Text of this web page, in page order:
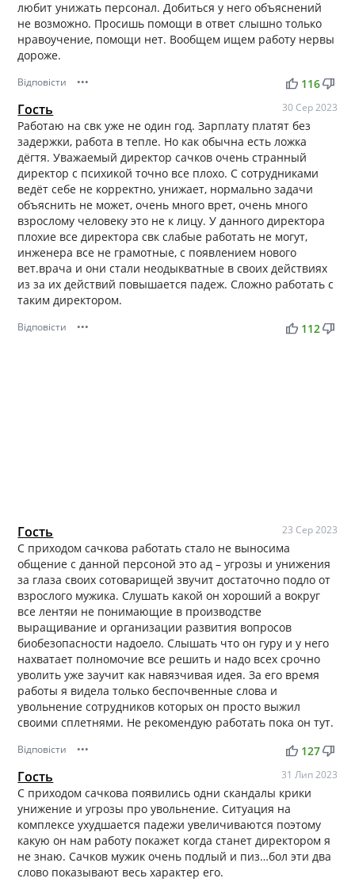
любит унижать персонал. Добиться у него объяснений
не возможно. Просишь помощи в ответ слышно только
нравоучение, помощи нет. Вообщем ищем работу нервы
дороже.
Відповісти ••• thumb_up thumb_down
116
Гость 30 Сер 2023
Работаю на свк уже не один год. Зарплату платят без
задержки, работа в тепле. Но как обычна есть ложка
дёгтя. Уважаемый директор сачков очень странный
директор с психикой точно все плохо. С сотрудниками
ведёт себе не корректно, унижает, нормально задачи
объяснить не может, очень много врет, очень много
взрослому человеку это не к лицу. У данного директора
плохие все директора свк слабые работать не могут,
инженера все не грамотные, с появлением нового
вет.врача и они стали неодыкватные в своих действиях
из за их действий повышается падеж. Сложно работать с
таким директором.
Відповісти ••• thumb_up thumb_down
112
Гость 23 Сер 2023
С приходом сачкова работать стало не выносима
общение с данной персоной это ад – угрозы и унижения
за глаза своих сотоварищей звучит достаточно подло от
взрослого мужика. Слушать какой он хороший а вокруг
все лентяи не понимающие в производстве
выращивание и организации развития вопросов
биобезопасности надоело. Слышать что он гуру и у него
нахватает полномочие все решить и надо всех срочно
уволить уже заучит как навязчивая идея. За его время
работы я видела только беспочвенные слова и
увольнение сотрудников которых он просто выжил
своими сплетнями. Не рекомендую работать пока он тут.
Відповісти ••• thumb_up thumb_down
127
Гость 31 Лип 2023
С приходом сачкова появились одни скандалы крики
унижение и угрозы про увольнение. Ситуация на
комплексе ухудшается падежи увеличиваются поэтому
какую он нам работу покажет когда станет директором я
не знаю. Сачков мужик очень подлый и пиз…бол эти два
слово показывают весь характер его.